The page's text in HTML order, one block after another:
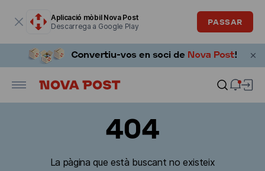
Aplicació mòbil Nova Post
Descarrega a Google Play
PASSAR
404
La pàgina que està buscant no existeix